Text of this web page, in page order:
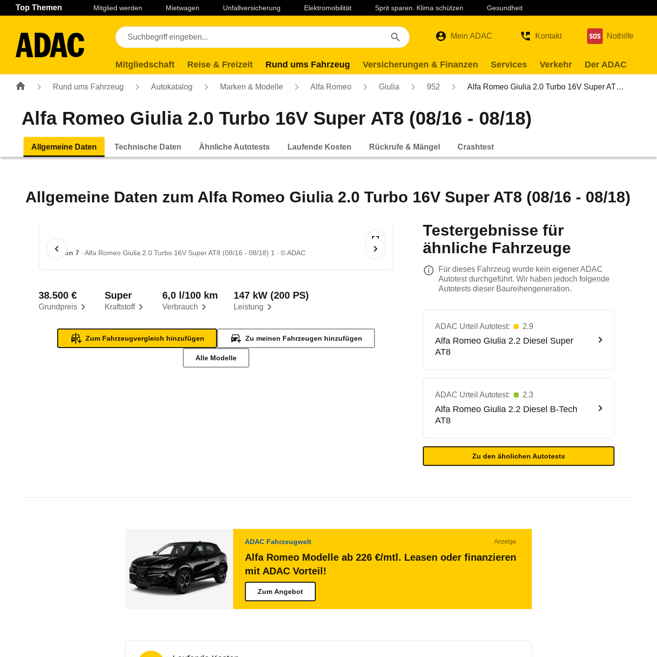
Navigation Seiteninhalt Fußzeile
Top Themen Mitglied werden Mietwagen Unfallversicherung Elektromobilität Sprit sparen. Klima schützen Gesundheit
Mein ADAC Kontakt Nothilfe
Mitgliedschaft Reise & Freizeit Rund ums Fahrzeug Versicherungen & Finanzen Services Verkehr Der ADAC
Rund ums Fahrzeug Autokatalog Marken & Modelle Alfa Romeo Giulia 952 Alfa Romeo Giulia 2.0 Turbo 16V Super AT…
Alfa Romeo Giulia 2.0 Turbo 16V Super AT8 (08/16 - 08/18)
Allgemeine Daten Technische Daten Ähnliche Autotests Laufende Kosten Rückrufe & Mängel Crashtest
Allgemeine Daten zum Alfa Romeo Giulia 2.0 Turbo 16V Super AT8 (08/16 - 08/18)
1 von 7 Alfa Romeo Giulia 2.0 Turbo 16V Super AT8 (08/16 - 08/18) 1 © ADAC
Grundpreis
38.500 €
Kraftstoff
Super
Verbrauch
6,0 l/100 km
Leistung
147 kW (200 PS)
Zum Fahrzeugvergleich hinzufügen Zu meinen Fahrzeugen hinzufügen
Alle Modelle
Testergebnisse für
ähnliche Fahrzeuge
Für dieses Fahrzeug wurde kein eigener ADAC
Autotest durchgeführt. Wir haben jedoch folgende
Autotests dieser Baureihengeneration.
ADAC Urteil Autotest: 2.9
Alfa Romeo Giulia 2.2 Diesel Super
AT8
ADAC Urteil Autotest: 2.3
Alfa Romeo Giulia 2.2 Diesel B-Tech
AT8
Zu den ähnlichen Autotests
ADAC Fahrzeugwelt Anzeige
Alfa Romeo Modelle ab 226 €/mtl. Leasen oder finanzieren
mit ADAC Vorteil!
Zum Angebot